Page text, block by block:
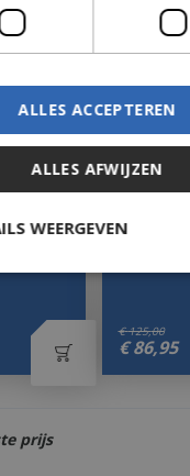
Rondo
€ 125,00
€ 86,95
Let op:
prijs
ALLES ACCEPTEREN
ALLES AFWIJZEN
WEERGEVEN